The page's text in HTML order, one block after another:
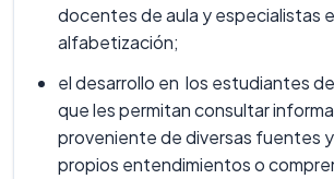
docentes de aula y especialistas
alfabetización;
el desarrollo en los estudiantes
que les permitan consultar
proveniente de diversas fuentes
propios entendimientos o